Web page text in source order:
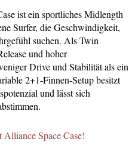
ist ein sportliches Midlength
Surfer, die Geschwindigkeit,
suchen. Als Twin
und hoher
Drive und Stabilität als ein
2+1-Finnen-Setup besitzt
und lässt sich
Alliance Space Case!